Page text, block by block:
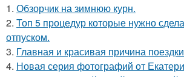
1. Обзорчик на зимнюю курн.
2. Топ 5 процедур которые нужно
отпуском.
3. Главная и красивая причина
4. Новая серия фотографий от